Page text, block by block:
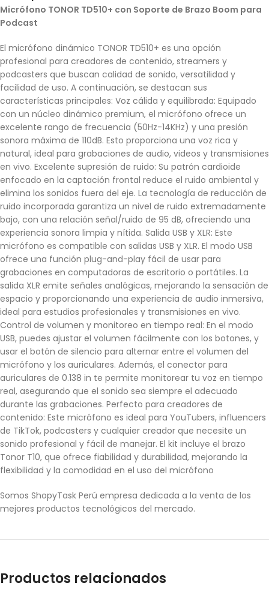
Micrófono TONOR TD510+ con Soporte de Brazo Boom para
Podcast
El micrófono dinámico TONOR TD510+ es una opción
profesional para creadores de contenido, streamers y
podcasters que buscan calidad de sonido, versatilidad y
facilidad de uso. A continuación, se destacan sus
características principales: Voz cálida y equilibrada: Equipado
con un núcleo dinámico premium, el micrófono ofrece un
excelente rango de frecuencia (50Hz-14KHz) y una presión
sonora máxima de 110dB. Esto proporciona una voz rica y
natural, ideal para grabaciones de audio, videos y transmisiones
en vivo. Excelente supresión de ruido: Su patrón cardioide
enfocado en la captación frontal reduce el ruido ambiental y
elimina los sonidos fuera del eje. La tecnología de reducción de
ruido incorporada garantiza un nivel de ruido extremadamente
bajo, con una relación señal/ruido de 95 dB, ofreciendo una
experiencia sonora limpia y nítida. Salida USB y XLR: Este
micrófono es compatible con salidas USB y XLR. El modo USB
ofrece una función plug-and-play fácil de usar para
grabaciones en computadoras de escritorio o portátiles. La
salida XLR emite señales analógicas, mejorando la sensación de
espacio y proporcionando una experiencia de audio inmersiva,
ideal para estudios profesionales y transmisiones en vivo.
Control de volumen y monitoreo en tiempo real: En el modo
USB, puedes ajustar el volumen fácilmente con los botones, y
usar el botón de silencio para alternar entre el volumen del
micrófono y los auriculares. Además, el conector para
auriculares de 0.138 in te permite monitorear tu voz en tiempo
real, asegurando que el sonido sea siempre el adecuado
durante las grabaciones. Perfecto para creadores de
contenido: Este micrófono es ideal para YouTubers, influencers
de TikTok, podcasters y cualquier creador que necesite un
sonido profesional y fácil de manejar. El kit incluye el brazo
Tonor T10, que ofrece fiabilidad y durabilidad, mejorando la
flexibilidad y la comodidad en el uso del micrófono
Somos ShopyTask Perú empresa dedicada a la venta de los
mejores productos tecnológicos del mercado.
Productos relacionados